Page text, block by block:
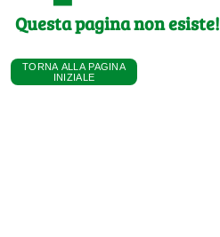
Questa pagina non esiste!
TORNA ALLA PAGINA
INIZIALE